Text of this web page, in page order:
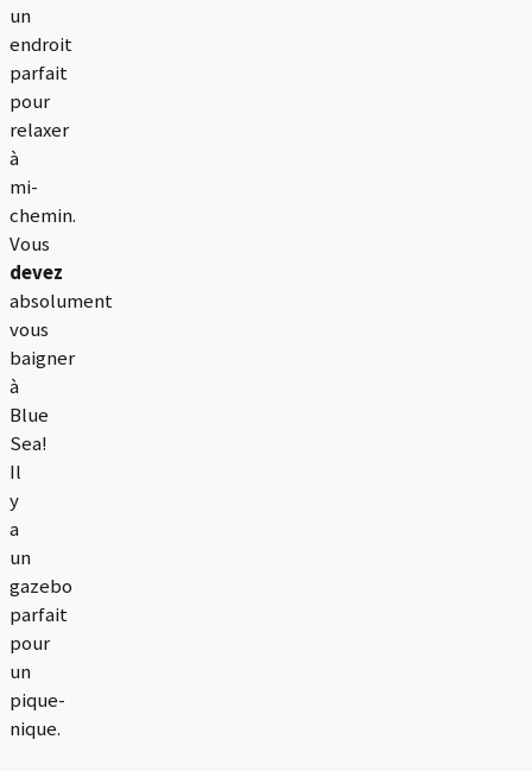
un
endroit
parfait
pour
relaxer
à
mi-
chemin.
Vous
devez
absolument
vous
baigner
à
Blue
Sea!
Il
y
a
un
gazebo
parfait
pour
un
pique-
nique.